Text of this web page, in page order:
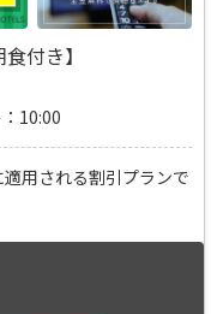
付き】
10:00
お客様に適用される割引プランで